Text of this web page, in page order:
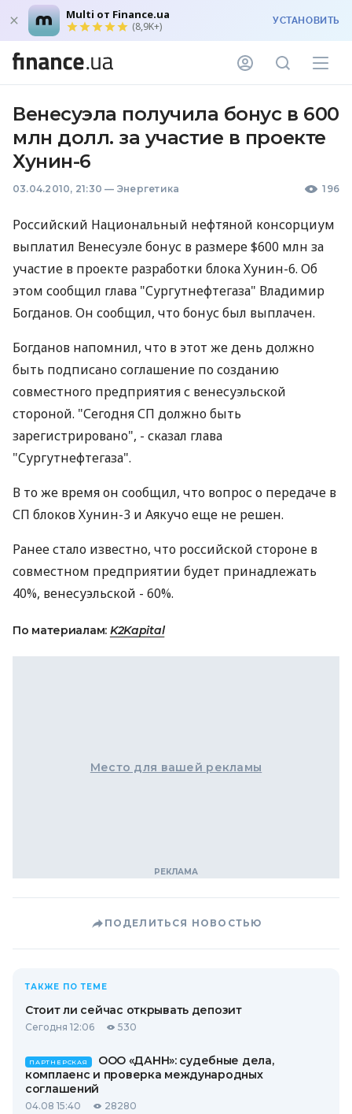
Multi от Finance.ua
(8,9K+) УСТАНОВИТЬ
Венесуэла получила бонус в 600
млн долл. за участие в проекте
Хунин-6
03.04.2010, 21:30 — Энергетика 196
Российский Национальный нефтяной консорциум
выплатил Венесуэле бонус в размере $600 млн за
участие в проекте разработки блока Хунин-6. Об
этом сообщил глава "Сургутнефтегаза" Владимир
Богданов. Он сообщил, что бонус был выплачен.
Богданов напомнил, что в этот же день должно
быть подписано соглашение по созданию
совместного предприятия с венесуэльской
стороной. "Сегодня СП должно быть
зарегистрировано", - сказал глава
"Сургутнефтегаза".
В то же время он сообщил, что вопрос о передаче в
СП блоков Хунин-3 и Аякучо еще не решен.
Ранее стало известно, что российской стороне в
совместном предприятии будет принадлежать
40%, венесуэльской - 60%.
По материалам: K2Kapital
Место для вашей рекламы
ПОДЕЛИТЬСЯ НОВОСТЬЮ
ТАКЖЕ ПО ТЕМЕ
Стоит ли сейчас открывать депозит
Сегодня 12:06 530
ПАРТНЕРСКАЯ
ООО «ДАНН»: судебные дела,
комплаенс и проверка международных
соглашений
04.08 15:40 28280